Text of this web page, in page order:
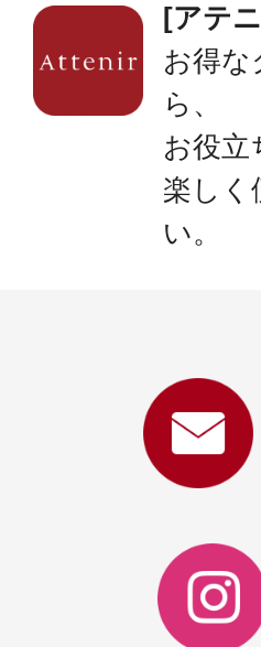
[アテ
お得な
ら、
お役立
楽しく
い。